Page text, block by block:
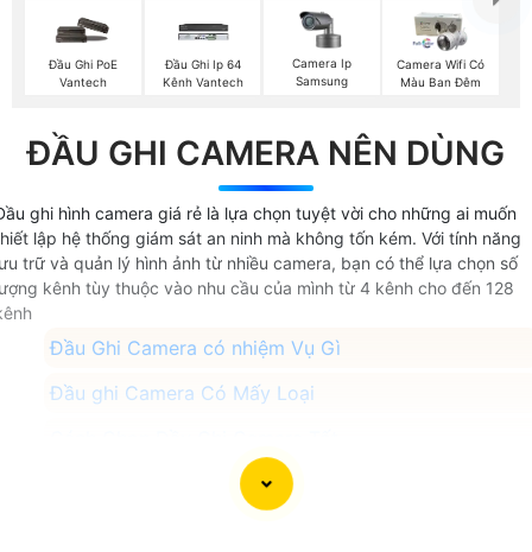
Đầu Ghi PoE
Vantech
Đầu Ghi Ip 64
Kênh Vantech
Camera Ip
Samsung
Camera Wifi Có
Màu Ban Đêm
ĐẦU GHI CAMERA NÊN DÙNG
ghi hình camera giá rẻ là lựa chọn tuyệt vời cho những ai muốn
lập hệ thống giám sát an ninh mà không tốn kém. Với tính năng
trữ và quản lý hình ảnh từ nhiều camera, bạn có thể lựa chọn số
kênh tùy thuộc vào nhu cầu của mình từ 4 kênh cho đến 128
Đầu Ghi Camera có nhiệm Vụ Gì
Đầu ghi Camera Có Mấy Loại
Dùng Đầu Ghi Hãng Nào Tốt